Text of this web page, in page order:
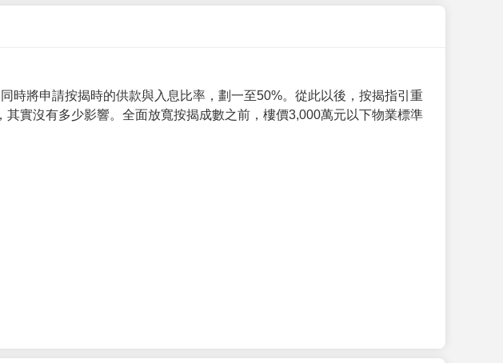
時將申請按揭時的供款與入息比率，劃一至50%。從此以後，按揭指引重
實沒有多少影響。全面放寬按揭成數之前，樓價3,000萬元以下物業標準